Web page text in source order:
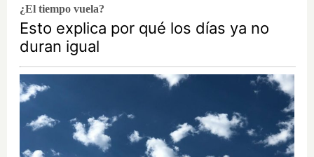
¿El tiempo vuela?
Esto explica por qué los días ya no
duran igual